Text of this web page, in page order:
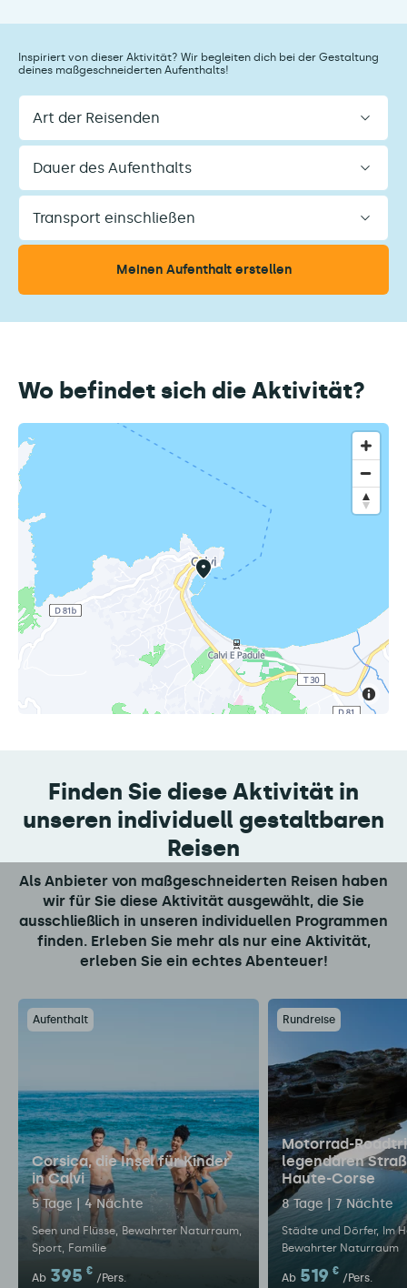
Inspiriert von dieser Aktivität? Wir begleiten dich bei der Gestaltung
deines maßgeschneiderten Aufenthalts!
Art
der
Dauer
des
Transport
einschließen
Wo befindet sich die Aktivität?
Finden Sie diese Aktivität in
unseren individuell gestaltbaren
Reisen
Als Anbieter von maßgeschneiderten Reisen haben
wir für Sie diese Aktivität ausgewählt, die Sie
ausschließlich in unseren individuellen Programmen
finden. Erleben Sie mehr als nur eine Aktivität,
erleben Sie ein echtes Abenteuer!
Aufenthalt
Corsica, die Insel für Kinder
in Calvi
5 Tage | 4 Nächte
Seen und Flüsse
Bewahrter Naturraum
Sport
Familie
Ab 395 €
/Pers.
Rundreise
Motorrad-
legendären
Haute-Corse
8 Tage | 7 Nächte
Städte und Dörfer
Im
Bewahrter Naturraum
Ab 519 €
/Pers.